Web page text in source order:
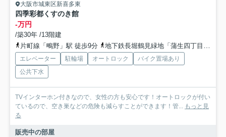
大阪市城東区新喜多東
四季彩都くすのき館
-万円
/築30年 /13階建
片町線「鴫野」駅 徒歩9分
地下鉄長堀鶴見緑地「蒲生四丁目」駅 徒歩12分
エレベーター 駐輪場 オートロック
バイク置場あり
公共下水
TVインターホン付きなので、女性の方も安心です！オートロックが付い
ているので、空き巣などの危険も減らすことができます！管... もっと見
る
販売中の部屋